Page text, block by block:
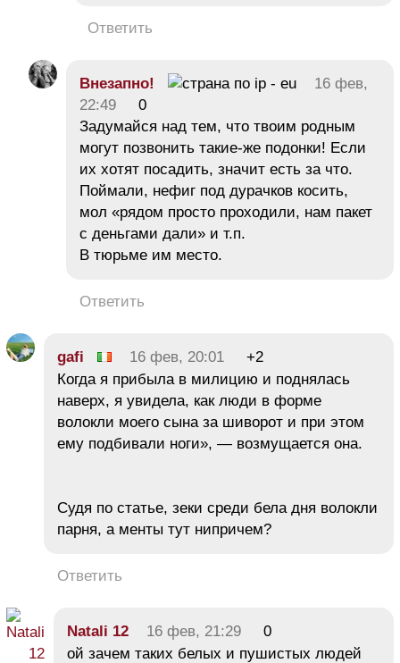
Ответить
Внезапно!
16 фев,
22:49
0
Задумайся над тем, что твоим родным
могут позвонить такие-же подонки! Если
их хотят посадить, значит есть за что.
Поймали, нефиг под дурачков косить,
мол «рядом просто проходили, нам пакет
с деньгами дали» и т.п.
В тюрьме им место.
Ответить
gafi 16 фев, 20:01
+2
Когда я прибыла в милицию и поднялась
наверх, я увидела, как люди в форме
волокли моего сына за шиворот и при этом
ему подбивали ноги», — возмущается она.
Судя по статье, зеки среди бела дня волокли
парня, а менты тут нипричем?
Ответить
Natali 12 16 фев, 21:29
0
ой зачем таких белых и пушистых людей